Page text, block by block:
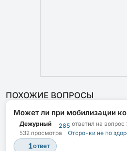
ПОХОЖИЕ ВОПРОСЫ
Может ли при мобилизации
Дежурный 285 ответил на вопрос
532 просмотра
Отсрочки не по
1ответ